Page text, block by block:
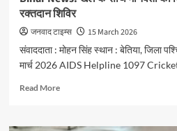
रक्तदान शिविर
जनवाद टाइम्स
15 March 2026
संवाददाता : मोहन सिंह स्थान : बेतिया, जिला
मार्च 2026 AIDS Helpline 1097
Read MoreRead
Bihar